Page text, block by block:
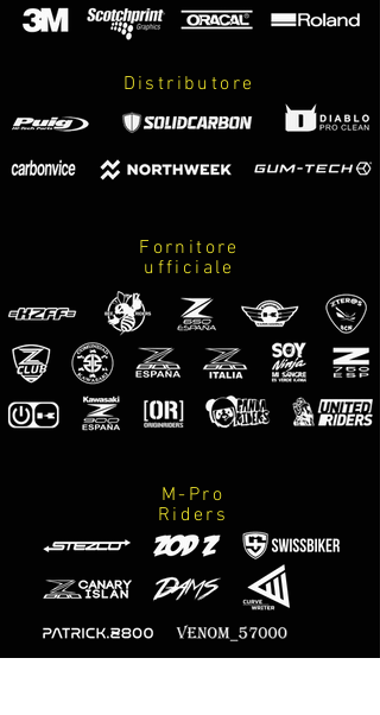
Distributore
Fornitore
ufficiale
M-Pro
Riders